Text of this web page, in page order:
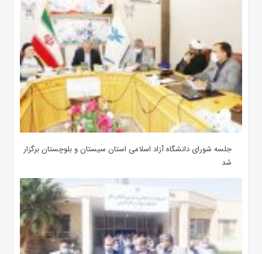
جلسه شورای دانشگاه آزاد اسلامی استان سیستان و بلوچستان برگزار
شد